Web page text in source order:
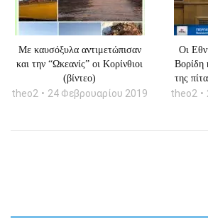
Με καυσόξυλα αντιμετώπισαν
και την “Ωκεανίς” οι Κορίνθιοι
(βίντεο)
theo2 24 Φεβρουαρίου 2019
Οι
Βορίδη
της
theo2